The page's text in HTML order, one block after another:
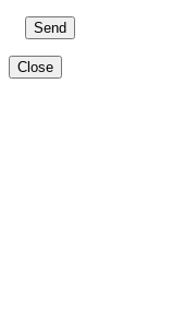
Close